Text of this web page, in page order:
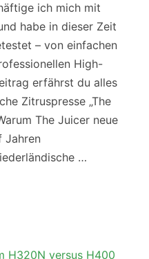
ich mich mit
habe in dieser Zeit
– von einfachen
High-
erfährst du alles
Zitruspresse „The
The Juicer neue
Jahren
…